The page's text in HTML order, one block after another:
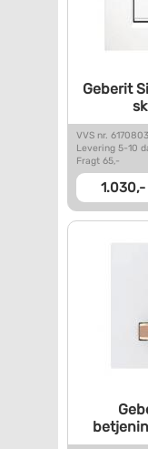
Geberit
VVS nr.
Levering 5-10
Fragt 65,-
1.030,-